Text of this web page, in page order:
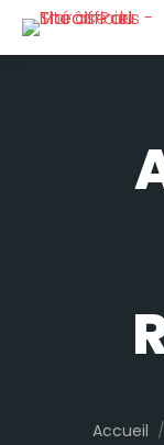
Vous
Accueil